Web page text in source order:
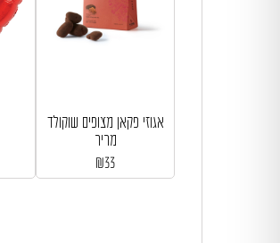
אגוזי פקאן מצופים שוקולד
מריר
₪33